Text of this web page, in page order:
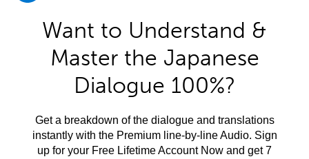
Want to Understand &
Master the Japanese
Dialogue 100%?
Get a breakdown of the dialogue and translations
instantly with the Premium line-by-line Audio. Sign
up for your Free Lifetime Account Now and get 7